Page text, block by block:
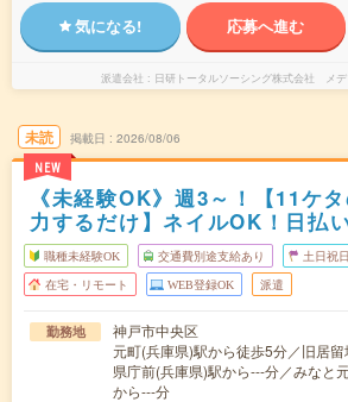
気になる! 応募へ進む
派遣会社 日研トータルソーシング株式会社 メ
未読
NEW
掲載日 2026/08/06
《未経験OK》週3～！【11ケ
力するだけ】ネイルOK！日払
職種未経験OK 交通費別途支給あり 土日祝
在宅・リモート WEB登録OK 派遣
勤務地
神戸市中央区
元町(兵庫県)駅から徒歩5分／旧居
県庁前(兵庫県)駅から---分／みなと
から---分